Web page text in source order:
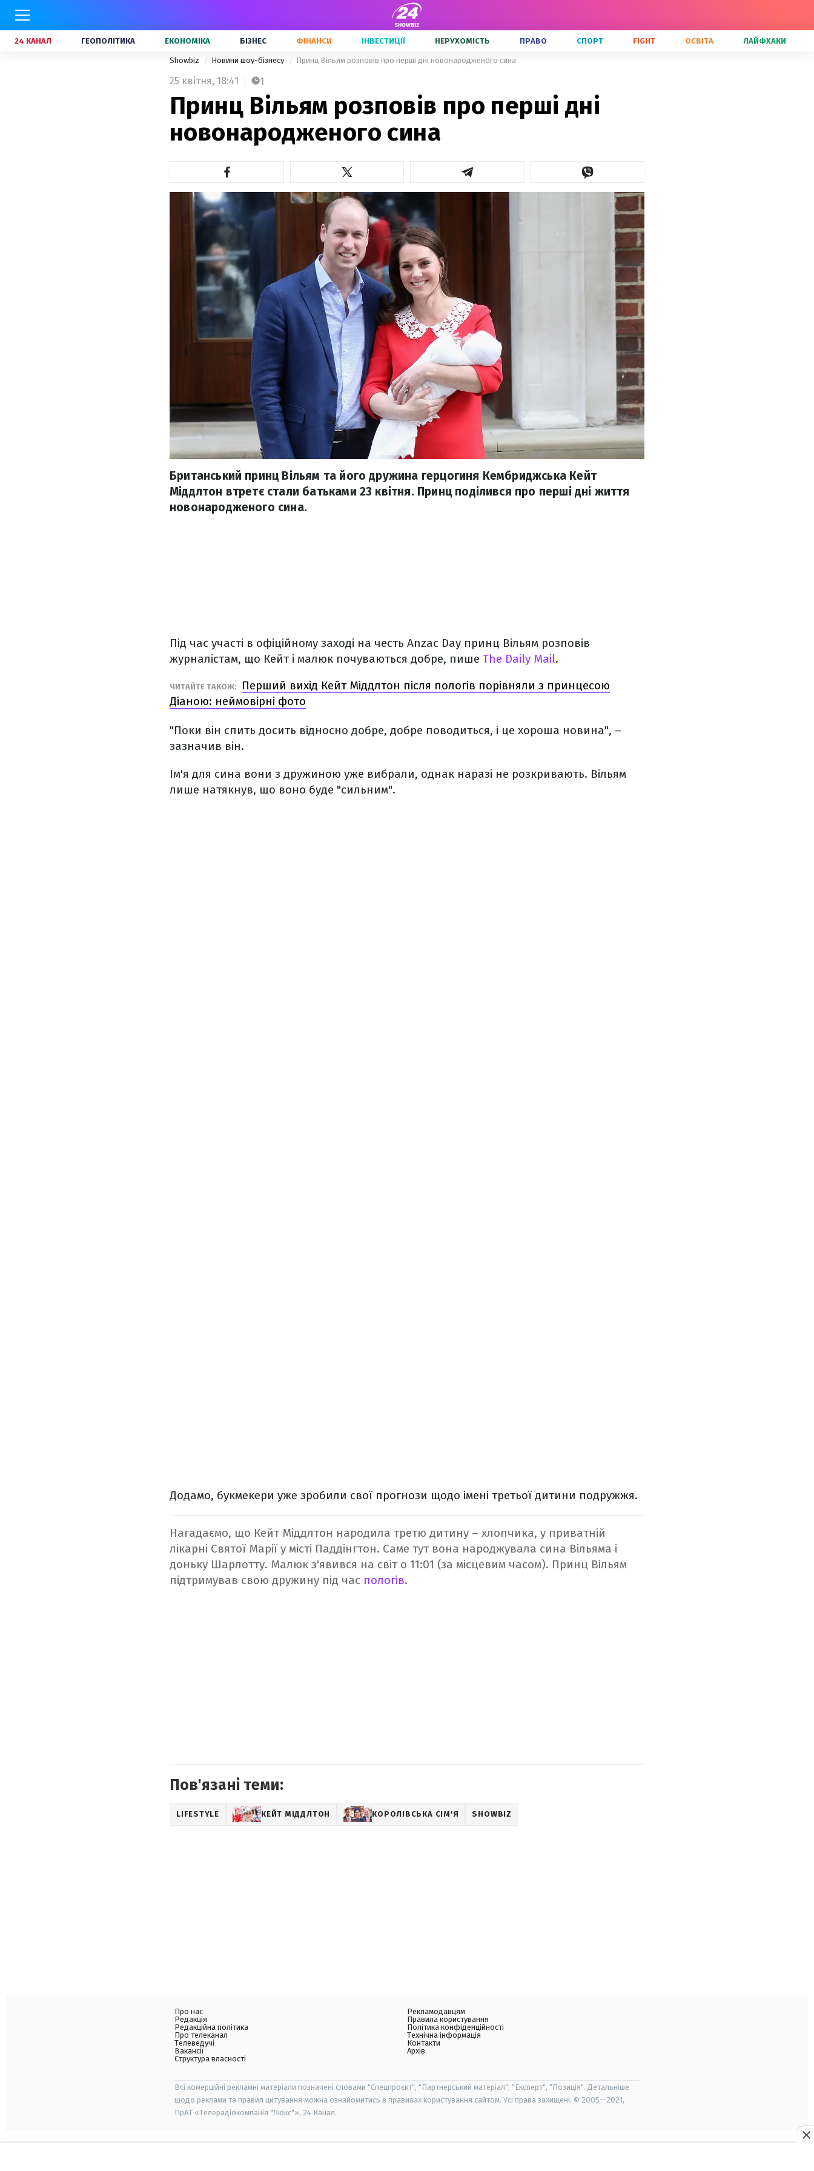
24 КАНАЛ ГЕОПОЛІТИКА ЕКОНОМІКА БІЗНЕС ФІНАНСИ ІНВЕСТИЦІЇ НЕРУХОМІСТЬ ПРАВО СПОРТ FIGHT ОСВІТА ЛАЙФХАКИ
Showbiz Новини шоу-бізнесу Принц Вільям розповів про перші дні новонародженого сина
25 квітня, 18:41 1
Принц Вільям розповів про перші дні
новонародженого сина
Британський принц Вільям та його дружина герцогиня Кембриджська Кейт
Міддлтон втретє стали батьками 23 квітня. Принц поділився про перші дні життя
новонародженого сина.
Під час участі в офіційному заході на честь Anzac Day принц Вільям розповів
журналістам, що Кейт і малюк почуваються добре, пише The Daily Mail.
ЧИТАЙТЕ ТАКОЖ:
Перший вихід Кейт Міддлтон після пологів порівняли з принцесою
Діаною: неймовірні фото
"Поки він спить досить відносно добре, добре поводиться, і це хороша новина", –
зазначив він.
Ім'я для сина вони з дружиною уже вибрали, однак наразі не розкривають. Вільям
лише натякнув, що воно буде "сильним".
Додамо, букмекери уже зробили свої прогнози щодо імені третьої дитини подружжя.
Нагадаємо, що Кейт Міддлтон народила третю дитину – хлопчика, у приватній
лікарні Святої Марії у місті Паддінгтон. Саме тут вона народжувала сина Вільяма і
доньку Шарлотту. Малюк з'явився на світ о 11:01 (за місцевим часом). Принц Вільям
підтримував свою дружину під час пологів.
Пов'язані теми:
LIFESTYLE КЕЙТ МІДДЛТОН КОРОЛІВСЬКА СІМ'Я SHOWBIZ
Про нас
Редакція
Редакційна політика
Про телеканал
Телеведучі
Вакансії
Структура власності
Рекламодавцям
Правила користування
Політика конфіденційності
Технічна інформація
Контакти
Архів
Всі комерційні рекламні матеріали позначені словами "Спецпроєкт", "Партнерський матеріал", "Експерт", "Позиція". Детальніше
щодо реклами та правил цитування можна ознайомитись в правилах користування сайтом. Усі права захищені. © 2005—2021,
ПрАТ «Телерадіокомпанія "Люкс"», 24 Канал.